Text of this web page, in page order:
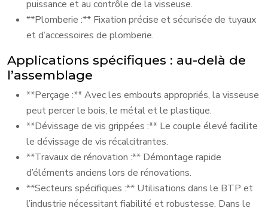
puissance et au contrôle de la visseuse.
**Plomberie :** Fixation précise et sécurisée de tuyaux
et d’accessoires de plomberie.
Applications spécifiques : au-delà de
l’assemblage
**Perçage :** Avec les embouts appropriés, la visseuse
peut percer le bois, le métal et le plastique.
**Dévissage de vis grippées :** Le couple élevé facilite
le dévissage de vis récalcitrantes.
**Travaux de rénovation :** Démontage rapide
d’éléments anciens lors de rénovations.
**Secteurs spécifiques :** Utilisations dans le BTP et
l’industrie nécessitant fiabilité et robustesse. Dans le